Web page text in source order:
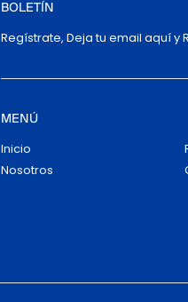
BOLETÍN
Regístrate, Deja tu email aquí
MENÚ
Inicio
Nosotros